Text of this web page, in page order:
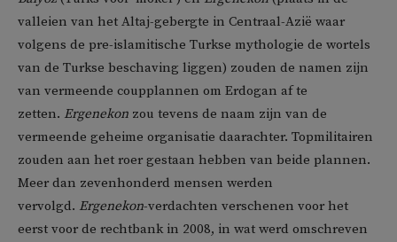
valleien van het Altaj-gebergte in Centraal-Azië waar
volgens de pre-islamitische Turkse mythologie de wortels
van de Turkse beschaving liggen) zouden de namen zijn
van vermeende coupplannen om Erdogan af te
zetten. Ergenekon zou tevens de naam zijn van de
vermeende geheime organisatie daarachter. Topmilitairen
zouden aan het roer gestaan hebben van beide plannen.
Meer dan zevenhonderd mensen werden
vervolgd. Ergenekon-verdachten verschenen voor het
eerst voor de rechtbank in 2008, in wat werd omschreven